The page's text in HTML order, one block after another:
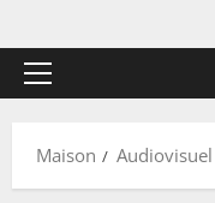
Menu
Maison
Audiovisuel